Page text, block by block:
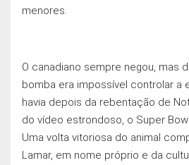
menores.
O canadiano sempre negou, mas
bomba era impossível controlar a
havia depois da rebentação de
do vídeo estrondoso, o Super
Uma volta vitoriosa do animal
Lamar, em nome próprio e da